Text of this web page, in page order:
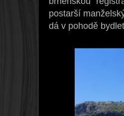
postarší
dá v pohodě